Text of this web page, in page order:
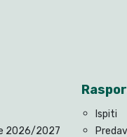
2026/2027
Ispiti